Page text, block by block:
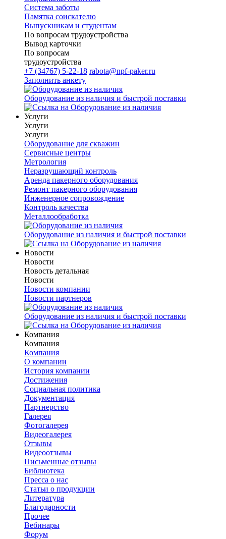
Система заботы
Памятка соискателю
Выпускникам и студентам
По вопросам трудоустройства
Вывод карточки
По вопросам
трудоустройства
+7 (34767) 5-22-18 rabota@npf-paker.ru
Заполнить анкету
Оборудование из наличия и быстрой поставки
Услуги
Услуги
Услуги
Оборудование для скважин
Сервисные центры
Метрология
Неразрушающий контроль
Аренда пакерного оборудования
Ремонт пакерного оборудования
Инженерное сопровождение
Контроль качества
Металлообработка
Оборудование из наличия и быстрой поставки
Новости
Новости
Новость детальная
Новости
Новости компании
Новости партнеров
Оборудование из наличия и быстрой поставки
Компания
Компания
Компания
О компании
История компании
Достижения
Социальная политика
Документация
Партнерство
Галерея
Фотогалерея
Видеогалерея
Отзывы
Видеоотзывы
Письменные отзывы
Библиотека
Пресса о нас
Статьи о продукции
Литература
Благодарности
Прочее
Вебинары
Форум